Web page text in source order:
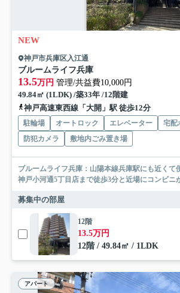
NEW
神戸市兵庫区入江通
ブルームライフ兵庫
13.5万円 管理/共益費10,000円
49.84㎡ (1LDK) /築33年 /12階建
神戸高速東西線「大開」駅 徒歩12分
駐輪場 オートロック エレベーター
宅配
防犯カメラ
敷地内ごみ置き場
ブルームライフ兵庫：山陽本線兵庫駅にも近くて
神戸小河通5丁目店まで徒歩3分と近場にコンビニ
募集中の部屋
12階
13.5万円
12階 / 49.84㎡ / 1LDK
アパート